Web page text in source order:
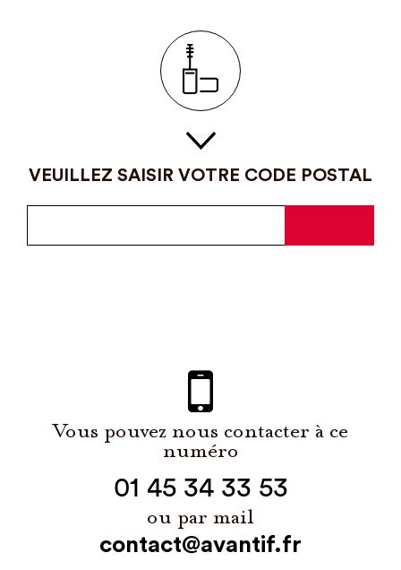
VEUILLEZ SAISIR VOTRE CODE POSTAL
Vous pouvez nous contacter à ce
numéro
01 45 34 33 53
ou par mail
contact@avantif.fr